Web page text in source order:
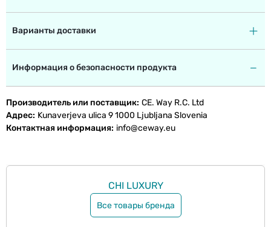
Варианты доставки
Информация о безопасности продукта
Производитель или поставщик CE. Way R.C. Ltd
Адрес Kunaverjeva ulica 9 1000 Ljubljana Slovenia
Контактная информация info@ceway.eu
CHI LUXURY
Все товары бренда